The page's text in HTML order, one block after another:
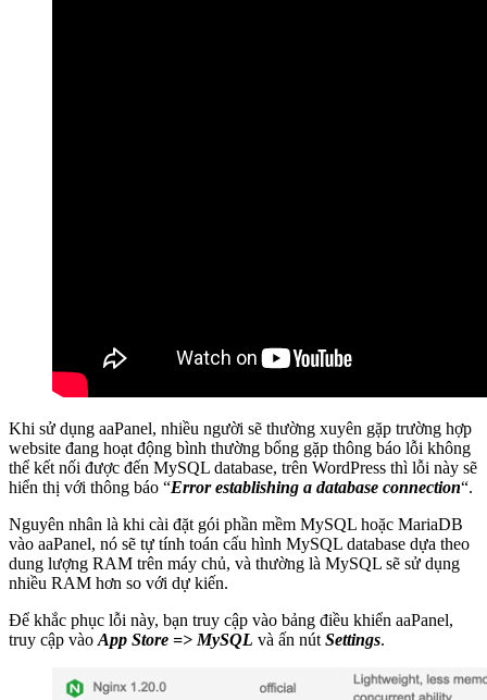
Khi sử dụng aaPanel, nhiều người sẽ thường xuyên gặp trường hợp
website đang hoạt động bình thường bổng gặp thông báo lỗi không
thể kết nối được đến MySQL database, trên WordPress thì lỗi này sẽ
hiển thị với thông báo “Error establishing a database connection“.
Nguyên nhân là khi cài đặt gói phần mềm MySQL hoặc MariaDB
vào aaPanel, nó sẽ tự tính toán cấu hình MySQL database dựa theo
dung lượng RAM trên máy chủ, và thường là MySQL sẽ sử dụng
nhiều RAM hơn so với dự kiến.
Để khắc phục lỗi này, bạn truy cập vào bảng điều khiển aaPanel,
truy cập vào App Store => MySQL và ấn nút Settings.